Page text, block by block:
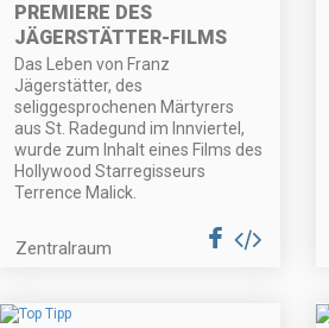
PREMIERE DES
JÄGERSTÄTTER-FILMS
Das Leben von Franz
Jägerstätter, des
seliggesprochenen Märtyrers
aus St. Radegund im Innviertel,
wurde zum Inhalt eines Films des
Hollywood Starregisseurs
Terrence Malick.
Zentralraum